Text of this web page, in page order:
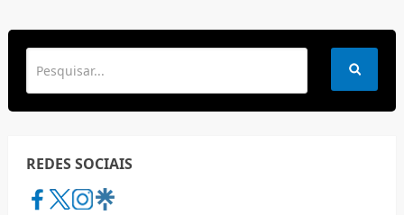
REDES SOCIAIS